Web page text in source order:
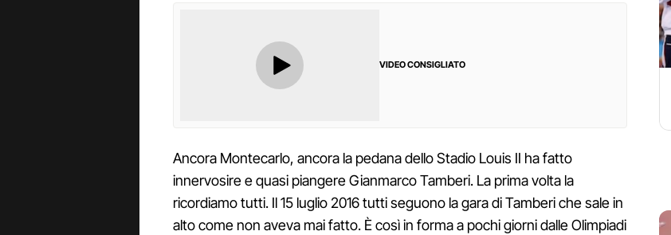
VIDEO CONSIGLIATO
Ancora Montecarlo, ancora la pedana dello Stadio Louis II ha fatto
innervosire e quasi piangere Gianmarco Tamberi. La prima volta la
ricordiamo tutti. Il 15 luglio 2016 tutti seguono la gara di Tamberi che sale in
alto come non aveva mai fatto. È così in forma a pochi giorni dalle Olimpiadi